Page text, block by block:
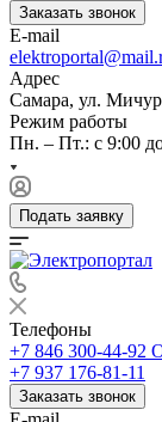
Заказать звонок
E-mail
Адрес
Самара, ул.
Режим работы
Пн. – Пт.: с 9:00
Подать заявку
Телефоны
+7 846 300-44-92
+7 937 176-81-11
Заказать звонок